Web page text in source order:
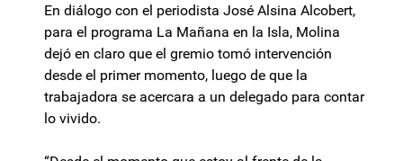
En diálogo con el periodista José Alsina Alcobert,
para el programa La Mañana en la Isla, Molina
dejó en claro que el gremio tomó intervención
desde el primer momento, luego de que la
trabajadora se acercara a un delegado para contar
lo vivido.